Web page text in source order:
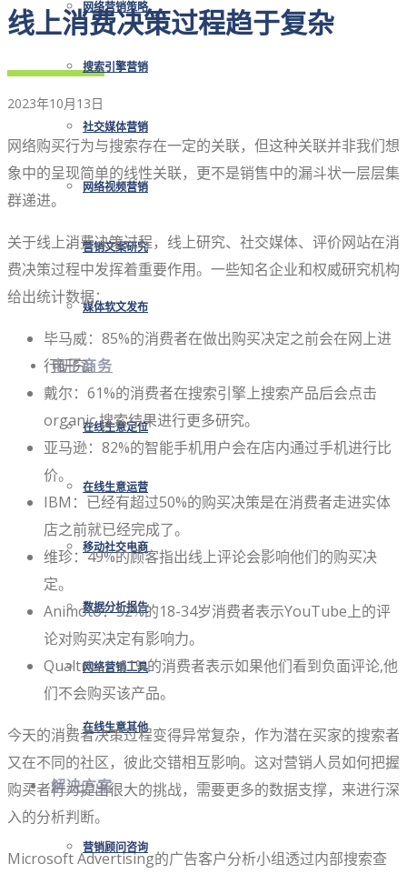
网络营销策略
搜索引擎营销
社交媒体营销
网络视频营销
营销文案研究
媒体软文发布
电子商务
在线生意定位
在线生意运营
移动社交电商
数据分析报告
网络营销工具
在线生意其他
解决方案
营销顾问咨询
线上消费决策过程趋于复杂
2023年10月13日
网络购买行为与搜索存在一定的关联，但这种关联并非我们想
象中的呈现简单的线性关联，更不是销售中的漏斗状一层层集
群递进。
关于线上消费决策过程，线上研究、社交媒体、评价网站在消
费决策过程中发挥着重要作用。一些知名企业和权威研究机构
给出统计数据：
毕马威：85%的消费者在做出购买决定之前会在网上进
行研究。
戴尔：61%的消费者在搜索引擎上搜索产品后会点击
organic 搜索结果进行更多研究。
亚马逊：82%的智能手机用户会在店内通过手机进行比
价。
IBM：已经有超过50%的购买决策是在消费者走进实体
店之前就已经完成了。
维珍：49%的顾客指出线上评论会影响他们的购买决
定。
Animoto：52%的18-34岁消费者表示YouTube上的评
论对购买决定有影响力。
Qualtrics：61%的消费者表示如果他们看到负面评论,他
们不会购买该产品。
今天的消费者决策过程变得异常复杂，作为潜在买家的搜索者
又在不同的社区，彼此交错相互影响。这对营销人员如何把握
购买者行为提出很大的挑战，需要更多的数据支撑，来进行深
入的分析判断。
Microsoft Advertising的广告客户分析小组透过内部搜索查